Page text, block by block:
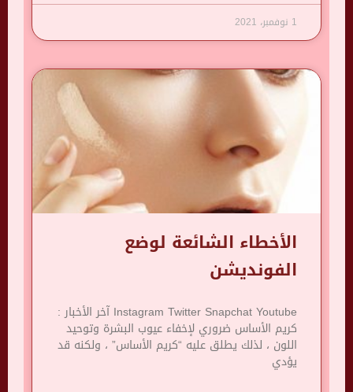
1 نوفمبر، 2021
الأخطاء الشائعة لوضع
الفونديشن
Instagram Twitter Snapchat Youtube آخر الأخبار :
كريم الأساس ضروري لإخفاء عيوب البشرة وتوحيد
اللون ، لذلك يطلق عليه “كريم الأساس” ، ولكنه قد
يؤدي